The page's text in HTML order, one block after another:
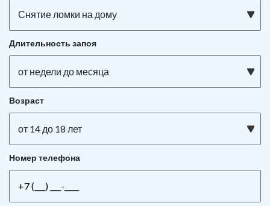
Снятие ломки на дому
Длительность запоя
от недели до месяца
Возраст
от 14 до 18 лет
Номер телефона